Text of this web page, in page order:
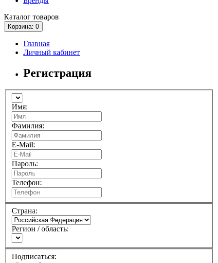
Каталог товаров
Корзина: 0
Главная
Личный кабинет
Регистрация
Имя:
Фамилия:
E-Mail:
Пароль:
Телефон:
Страна:
Регион / область:
Подписаться: